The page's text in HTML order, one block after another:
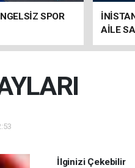
SPOR
AİLE
İlginizi Çekebilir